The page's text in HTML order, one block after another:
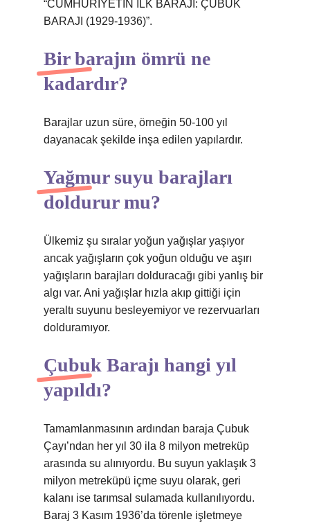
“CUMHURİYETİN İLK BARAJI: ÇUBUK
BARAJI (1929-1936)”.
Bir barajın ömrü ne
kadardır?
Barajlar uzun süre, örneğin 50-100 yıl
dayanacak şekilde inşa edilen yapılardır.
Yağmur suyu barajları
doldurur mu?
Ülkemiz şu sıralar yoğun yağışlar yaşıyor
ancak yağışların çok yoğun olduğu ve aşırı
yağışların barajları dolduracağı gibi yanlış bir
algı var. Ani yağışlar hızla akıp gittiği için
yeraltı suyunu besleyemiyor ve rezervuarları
dolduramıyor.
Çubuk Barajı hangi yıl
yapıldı?
Tamamlanmasının ardından baraja Çubuk
Çayı’ndan her yıl 30 ila 8 milyon metreküp
arasında su alınıyordu. Bu suyun yaklaşık 3
milyon metreküpü içme suyu olarak, geri
kalanı ise tarımsal sulamada kullanılıyordu.
Baraj 3 Kasım 1936’da törenle işletmeye